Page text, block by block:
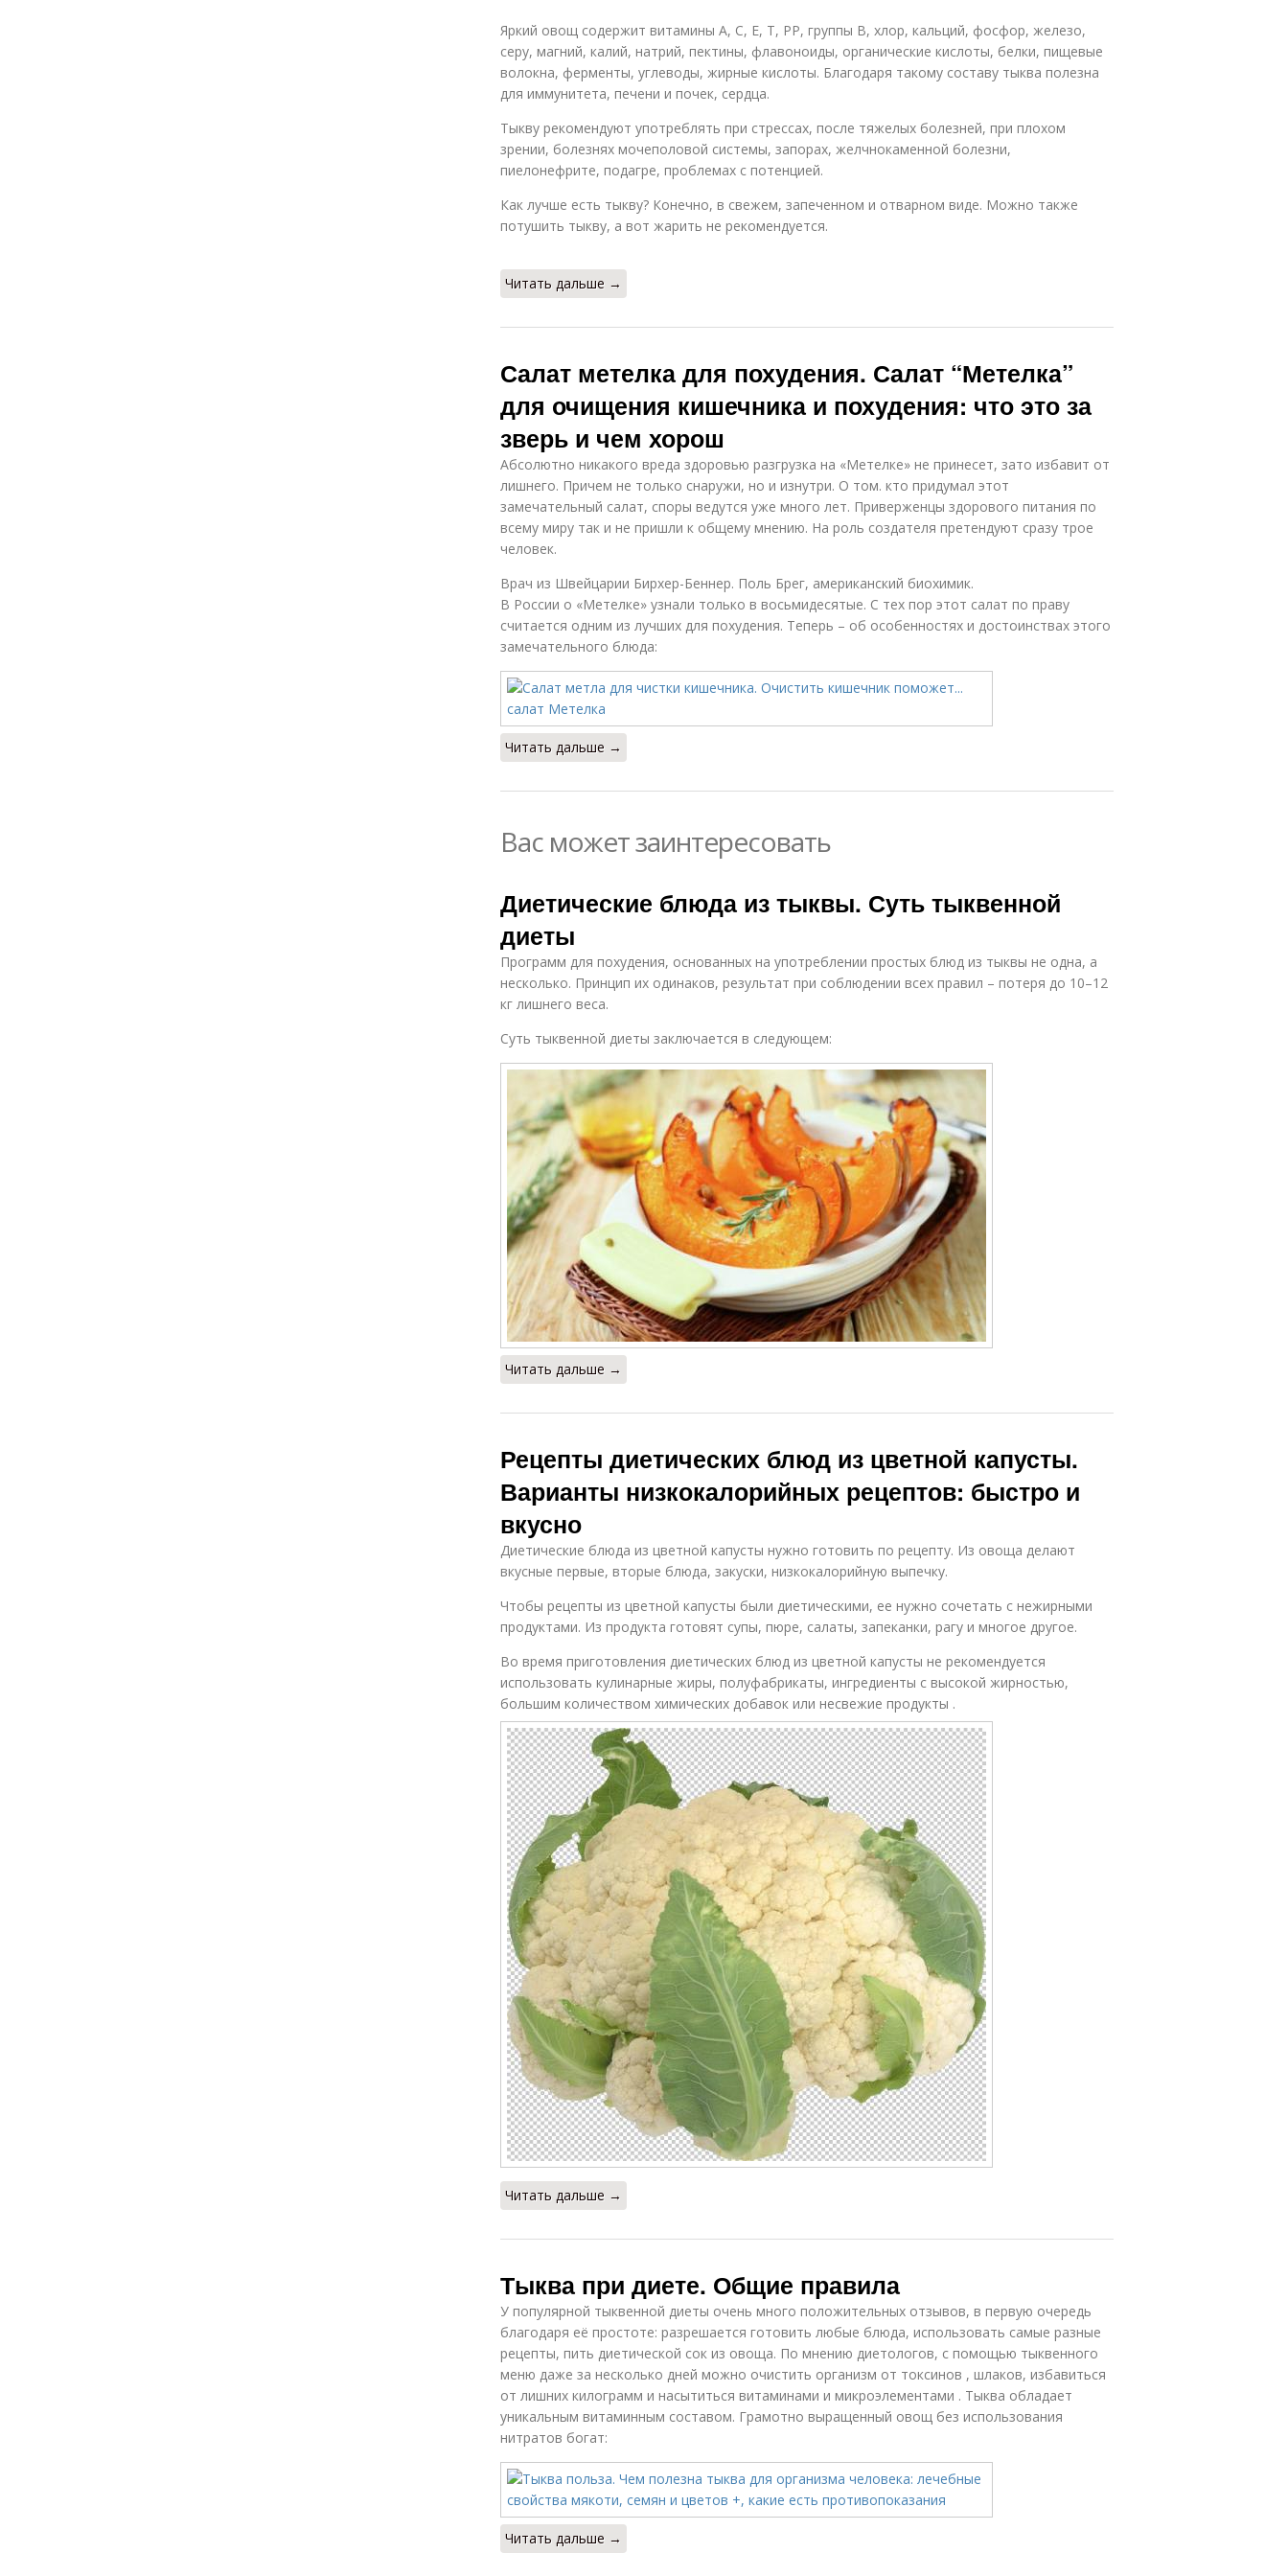
Яркий овощ содержит витамины А, С, Е, Т, РР, группы В, хлор, кальций, фосфор, железо,
серу, магний, калий, натрий, пектины, флавоноиды, органические кислоты, белки, пищевые
волокна, ферменты, углеводы, жирные кислоты. Благодаря такому составу тыква полезна
для иммунитета, печени и почек, сердца.
Тыкву рекомендуют употреблять при стрессах, после тяжелых болезней, при плохом
зрении, болезнях мочеполовой системы, запорах, желчнокаменной болезни,
пиелонефрите, подагре, проблемах с потенцией.
Как лучше есть тыкву? Конечно, в свежем, запеченном и отварном виде. Можно также
потушить тыкву, а вот жарить не рекомендуется.
Читать дальше →
Салат метелка для похудения. Салат “Метелка”
для очищения кишечника и похудения: что это за
зверь и чем хорош
Абсолютно никакого вреда здоровью разгрузка на «Метелке» не принесет, зато избавит от
лишнего. Причем не только снаружи, но и изнутри. О том. кто придумал этот
замечательный салат, споры ведутся уже много лет. Приверженцы здорового питания по
всему миру так и не пришли к общему мнению. На роль создателя претендуют сразу трое
человек.
Врач из Швейцарии Бирхер-Беннер. Поль Брег, американский биохимик.
В России о «Метелке» узнали только в восьмидесятые. С тех пор этот салат по праву
считается одним из лучших для похудения. Теперь – об особенностях и достоинствах этого
замечательного блюда:
Читать дальше →
Вас может заинтересовать
Диетические блюда из тыквы. Суть тыквенной
диеты
Программ для похудения, основанных на употреблении простых блюд из тыквы не одна, а
несколько. Принцип их одинаков, результат при соблюдении всех правил – потеря до 10–12
кг лишнего веса.
Суть тыквенной диеты заключается в следующем:
Читать дальше →
Рецепты диетических блюд из цветной капусты.
Варианты низкокалорийных рецептов: быстро и
вкусно
Диетические блюда из цветной капусты нужно готовить по рецепту. Из овоща делают
вкусные первые, вторые блюда, закуски, низкокалорийную выпечку.
Чтобы рецепты из цветной капусты были диетическими, ее нужно сочетать с нежирными
продуктами. Из продукта готовят супы, пюре, салаты, запеканки, рагу и многое другое.
Во время приготовления диетических блюд из цветной капусты не рекомендуется
использовать кулинарные жиры, полуфабрикаты, ингредиенты с высокой жирностью,
большим количеством химических добавок или несвежие продукты .
Читать дальше →
Тыква при диете. Общие правила
У популярной тыквенной диеты очень много положительных отзывов, в первую очередь
благодаря её простоте: разрешается готовить любые блюда, использовать самые разные
рецепты, пить диетической сок из овоща. По мнению диетологов, с помощью тыквенного
меню даже за несколько дней можно очистить организм от токсинов , шлаков, избавиться
от лишних килограмм и насытиться витаминами и микроэлементами . Тыква обладает
уникальным витаминным составом. Грамотно выращенный овощ без использования
нитратов богат:
Читать дальше →